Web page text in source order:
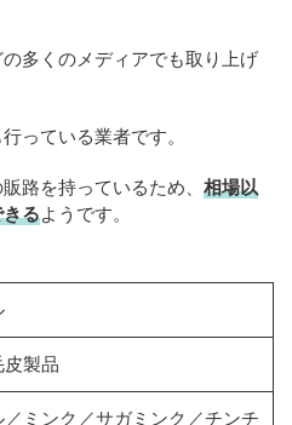
の多くのメディアでも取り上げ
っている業者です。
路を持っているため、 相場以
るようです。
製品
／ミンク／サガミンク／チンチ